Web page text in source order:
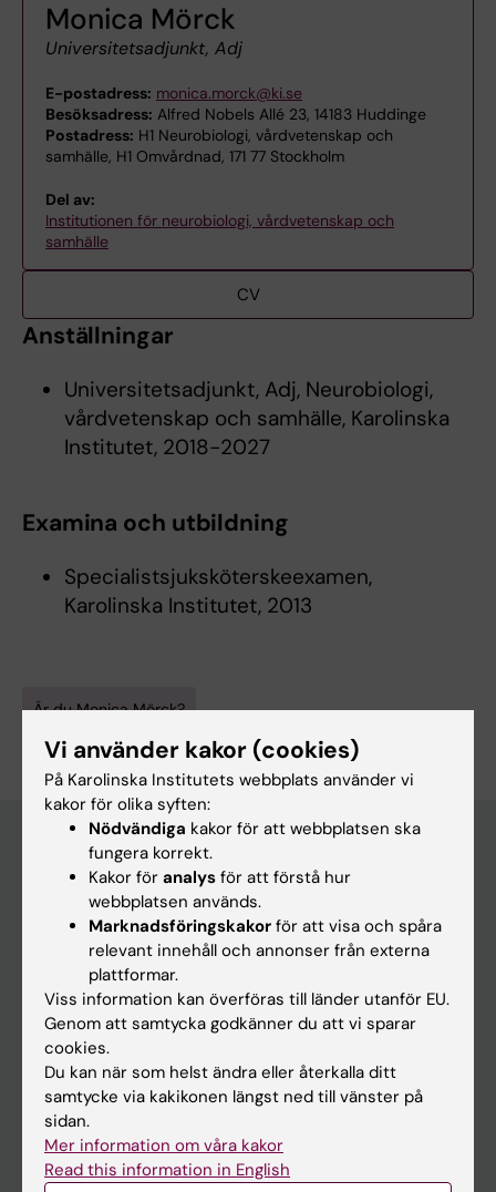
Monica Mörck
Universitetsadjunkt, Adj
E-postadress: monica.morck@ki.se
Besöksadress: Alfred Nobels Allé 23, 14183 Huddinge
Postadress: H1 Neurobiologi, vårdvetenskap och
samhälle, H1 Omvårdnad, 171 77 Stockholm
Del av:
Institutionen för neurobiologi, vårdvetenskap och
samhälle
CV
Anställningar
Universitetsadjunkt, Adj, Neurobiologi,
vårdvetenskap och samhälle, Karolinska
Institutet, 2018-2027
Examina och utbildning
Specialistsjuksköterskeexamen,
Karolinska Institutet, 2013
Är du Monica Mörck?
Huvudmeny
Utbildning
Forskarutbildning
Forskning
Om KI
På gång
Nyheter
Kalender
Vi använder kakor (cookies)
På Karolinska Institutets webbplats använder vi
kakor för olika syften:
Nödvändiga kakor för att webbplatsen ska
fungera korrekt.
Kakor för analys för att förstå hur
webbplatsen används.
Marknadsföringskakor för att visa och spåra
relevant innehåll och annonser från externa
plattformar.
Viss information kan överföras till länder utanför EU.
Genom att samtycka godkänner du att vi sparar
cookies.
Du kan när som helst ändra eller återkalla ditt
samtycke via kakikonen längst ned till vänster på
sidan.
Mer information om våra kakor
Read this information in English